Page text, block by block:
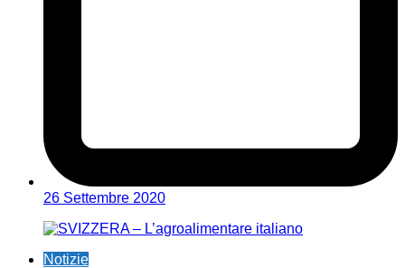
26 Settembre 2020
Notizie